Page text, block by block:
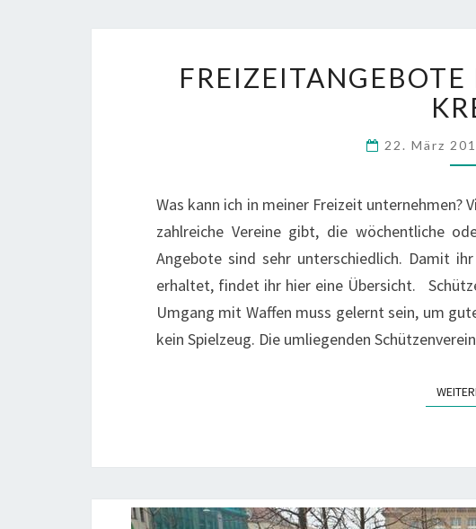
22. März
Was kann ich in meiner Freizeit unternehmen?
zahlreiche Vereine gibt, die wöchentliche
Angebote sind sehr unterschiedlich. Damit
erhaltet, findet ihr hier eine Übersicht.
Umgang mit Waffen muss gelernt sein, um
kein Spielzeug. Die umliegenden